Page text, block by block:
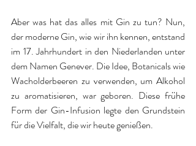
Aber was hat das alles mit Gin zu tun? Nun,
der moderne Gin, wie wir ihn kennen, entstand
im 17. Jahrhundert in den Niederlanden unter
dem Namen Genever. Die Idee, Botanicals wie
Wacholderbeeren zu verwenden, um Alkohol
zu aromatisieren, war geboren. Diese frühe
Form der Gin-Infusion legte den Grundstein
für die Vielfalt, die wir heute genießen.